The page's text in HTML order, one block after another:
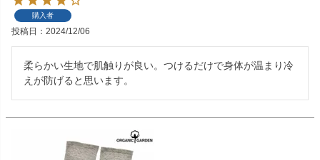
購入者
投稿日 2024/12/06
柔らかい生地で肌触りが良い。つけるだけで身体が温まり冷
えが防げると思います。